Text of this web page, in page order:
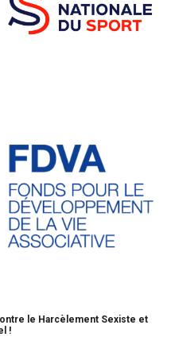
le Harcèlement Sexiste et
!